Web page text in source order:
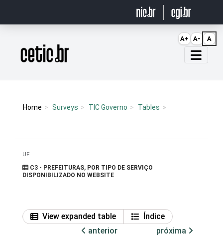
Página inicial
Home Surveys TIC Governo Tables
UF
C3 - PREFEITURAS, POR TIPO DE SERVIÇO
DISPONIBILIZADO NO WEBSITE
View expanded table
Índice
anterior
próxima
A+ A- A